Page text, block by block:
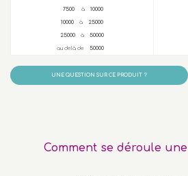
7500à 10000
10000 à 25000
25000 à 50000
au delà de 50000
UNE QUESTION SUR CE PRODUIT ?
Comment se déroule